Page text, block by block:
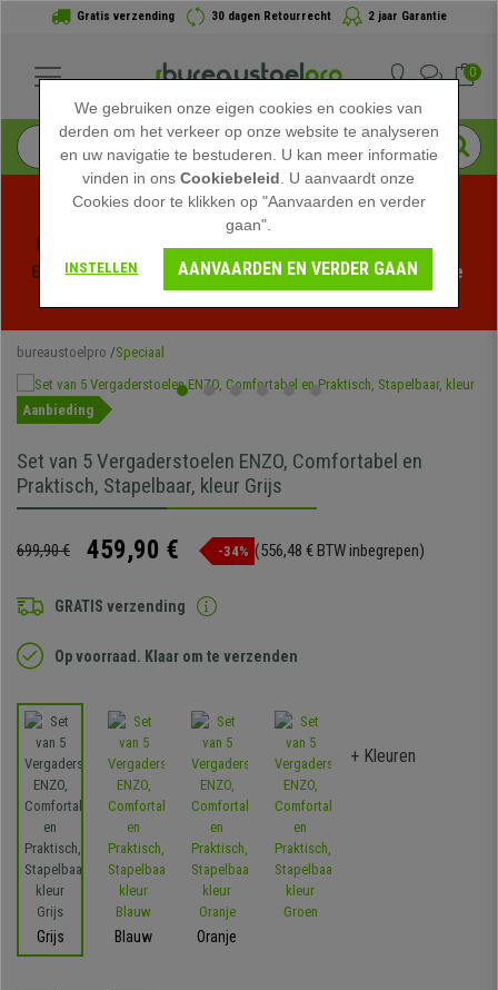
Gratis verzending 30 dagen Retourrecht 2 jaar Garantie
0
Profiteer van de Zomeruitverkoop bij bureaustoelpro!
Exclusieve kortingen voor een beperkte tijd - Bekijk de
bureaustoelpro Speciaal
Aanbieding
Set van 5 Vergaderstoelen ENZO, Comfortabel en
Praktisch, Stapelbaar, kleur Grijs
699,90 € 459,90 € -34% (556,48 € BTW inbegrepen)
GRATIS verzending
Op voorraad. Klaar om te verzenden
Grijs Blauw Oranje
+ Kleuren
We gebruiken onze eigen cookies en cookies van
derden om het verkeer op onze website te analyseren
en uw navigatie te bestuderen. U kan meer informatie
vinden in onsCookiebeleid . U aanvaardt onze
Cookies door te klikken op "Aanvaarden en verder
gaan".
INSTELLEN AANVAARDEN EN VERDER GAAN